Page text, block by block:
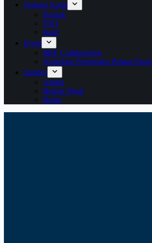
Tentang Kami
Kontak
FAQ
Karir
Event
BBF Collaboration
Workshop Pengusaha Paham Pajak
Sumber
Artikel
Belajar Pajak
Berita